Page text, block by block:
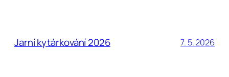
Jarní kytárkování 2026 7. 5. 2026